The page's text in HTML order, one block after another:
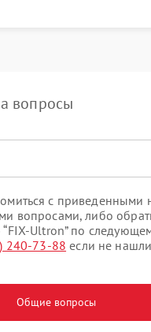
вопросы
с приведенными
вопросами, либо
Ultron” по
240-73-88 если не
Общие вопросы